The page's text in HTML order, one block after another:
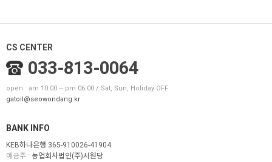
CS CENTER
033-813-0064
open : am 10:00 ~ pm 06:00 / Sat, Sun, Holiday OFF
gatoil@seowondang.kr
BANK INFO
KEB하나은행 365-910026-41904
예금주 : 농업회사법인(주)서원당